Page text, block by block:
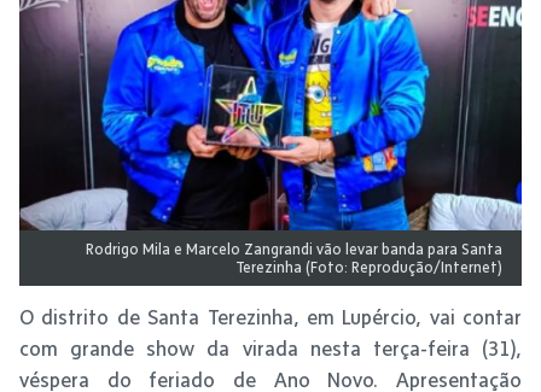
Rodrigo Mila e Marcelo Zangrandi vão levar banda para Santa
Terezinha (Foto: Reprodução/Internet)
O distrito de Santa Terezinha, em Lupércio, vai contar
com grande show da virada nesta terça-feira (31),
véspera do feriado de Ano Novo. Apresentação